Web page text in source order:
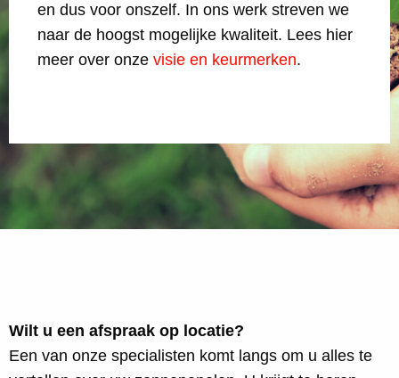
en dus voor onszelf. In ons werk streven we
naar de hoogst mogelijke kwaliteit. Lees hier
meer over onze visie en keurmerken.
Wilt u een afspraak op locatie?
Een van onze specialisten komt langs om u alles te